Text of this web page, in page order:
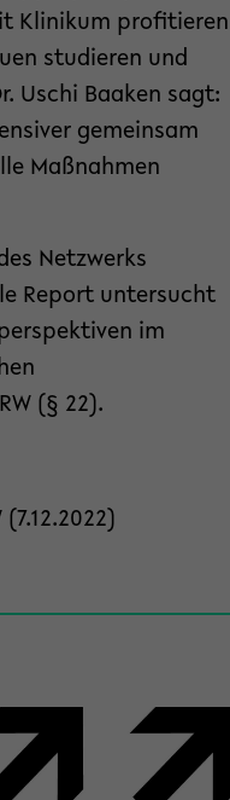
Klinikum profitieren
studieren und
Uschi Baaken sagt:
gemeinsam
Maßnahmen
Netzwerks
Report untersucht
im
(§ 22).